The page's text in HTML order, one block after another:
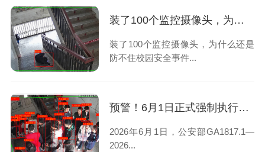
装了100个监控摄像头，为什么还是防不住校园安全事件？
装了100个监控摄像头，为什么还是
防不住校园安全事件...
预警！6月1日正式强制执行｜西安校园安防再不整改将直接问责
2026年6月1日，公安部GA1817.1—
2026...